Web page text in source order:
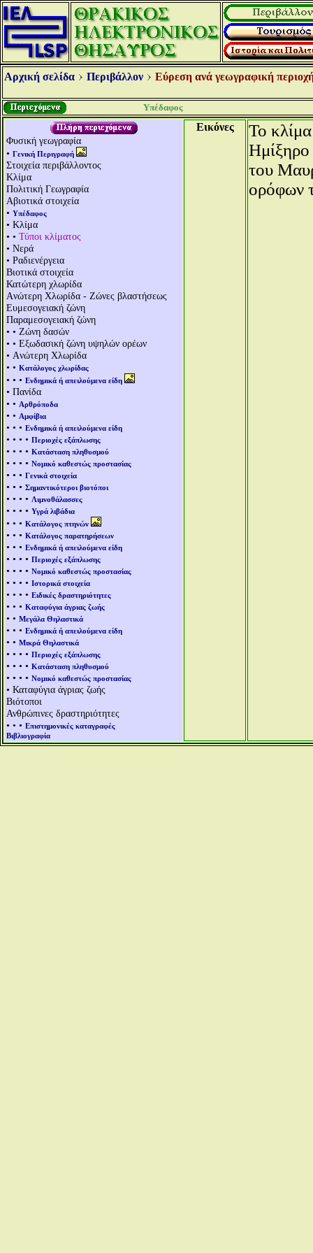
Αρχική σελίδα Περιβάλλον Εύρεση ανά γεωγραφική
Υπέδαφος
Φυσική γεωγραφία
• Γενική Περιγραφή
Στοιχεία περιβάλλοντος
Κλίμα
Πολιτική Γεωγραφία
Αβιοτικά στοιχεία
• Υπέδαφος
• Κλίμα
• • Τύποι κλίματος
• Νερά
• Ραδιενέργεια
Βιοτικά στοιχεία
Κατώτερη χλωρίδα
Aνώτερη Χλωρίδα - Ζώνες βλαστήσεως
Ευμεσογειακή ζώνη
Παραμεσογειακή ζώνη
• • Ζώνη δασών
• • Εξωδασική ζώνη υψηλών ορέων
• Aνώτερη Χλωρίδα
• • Κατάλογος χλωρίδας
• • • Ενδημικά ή απειλούμενα είδη
• Πανίδα
• • Αρθρόποδα
• • Αμφίβια
• • • Ενδημικά ή απειλούμενα είδη
• • • • Περιοχές εξάπλωσης
• • • • Κατάσταση πληθυσμού
• • • • Νομικό καθεστώς προστασίας
• • • Γενικά στοιχεία
• • • Σημαντικότεροι βιοτόποι
• • • • Λιμνοθάλασσες
• • • • Υγρά λιβάδια
• • • Κατάλογος πτηνών
• • • Κατάλογος παρατηρήσεων
• • • Ενδημικά ή απειλούμενα είδη
• • • • Περιοχές εξάπλωσης
• • • • Νομικό καθεστώς προστασίας
• • • • Ιστορικά στοιχεία
• • • • Ειδικές δραστηριότητες
• • • Καταφύγια άγριας ζωής
• • Μεγάλα Θηλαστικά
• • • Ενδημικά ή απειλούμενα είδη
• • Μικρά Θηλαστικά
• • • • Περιοχές εξάπλωσης
• • • • Κατάσταση πληθυσμού
• • • • Νομικό καθεστώς προστασίας
• Καταφύγια άγριας ζωής
Βιότοποι
Ανθρώπινες δραστηριότητες
• • • Επιστημονικές καταγραφές
Βιβλιογραφία
Εικόνες
Το
του
ορόφων